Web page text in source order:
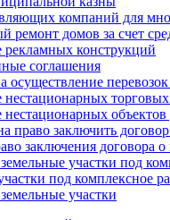
компаний для
ремонт домов за счет
рекламных конструкций
соглашения
осуществление
торговых
право заключить
заключения договора
участки под
под комплексное
участки